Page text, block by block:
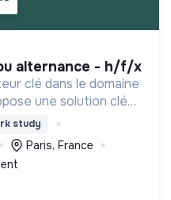
alternance - h/f/x
clé dans le domaine
une solution clé
formation dédiée
de l’emploi.
study
Paris, France